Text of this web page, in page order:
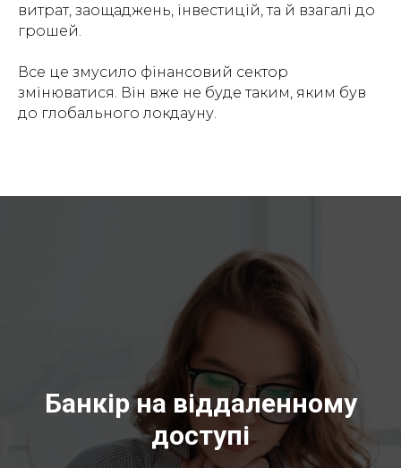
витрат, заощаджень, інвестицій, та й взагалі до
грошей.
Все це змусило фінансовий сектор
змінюватися. Він вже не буде таким, яким був
до глобального локдауну.
Банкір на віддаленному
доступі